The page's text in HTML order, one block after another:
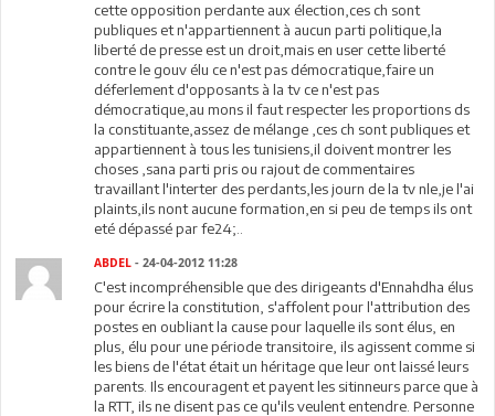
cette opposition perdante aux élection,ces ch sont
publiques et n'appartiennent à aucun parti politique,la
liberté de presse est un droit,mais en user cette liberté
contre le gouv élu ce n'est pas démocratique,faire un
déferlement d'opposants à la tv ce n'est pas
démocratique,au mons il faut respecter les proportions ds
la constituante,assez de mélange ,ces ch sont publiques et
appartiennent à tous les tunisiens,il doivent montrer les
choses ,sana parti pris ou rajout de commentaires
travaillant l'interter des perdants,les journ de la tv nle,je l'ai
plaints,ils nont aucune formation,en si peu de temps ils ont
eté dépassé par fe24;..
ABDEL - 24-04-2012 11:28
C'est incompréhensible que des dirigeants d'Ennahdha élus
pour écrire la constitution, s'affolent pour l'attribution des
postes en oubliant la cause pour laquelle ils sont élus, en
plus, élu pour une période transitoire, ils agissent comme si
les biens de l'état était un héritage que leur ont laissé leurs
parents. Ils encouragent et payent les sitinneurs parce que à
la RTT, ils ne disent pas ce qu'ils veulent entendre. Personne